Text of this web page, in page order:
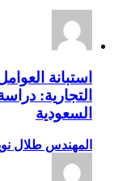
استبانة
التجارية:
السعودية
المهندس طلال